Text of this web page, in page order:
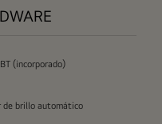
(incorporado)
de brillo automático